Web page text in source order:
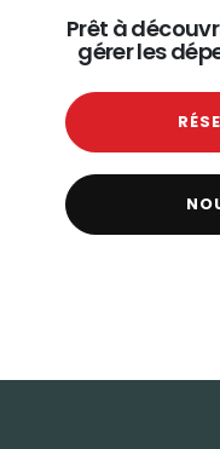
Prêt à
gérer les